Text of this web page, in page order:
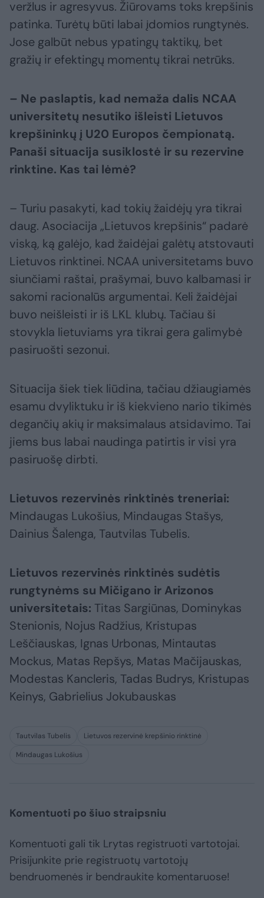
veržlus ir agresyvus. Žiūrovams toks krepšinis
patinka. Turėtų būti labai įdomios rungtynės.
Jose galbūt nebus ypatingų taktikų, bet
gražių ir efektingų momentų tikrai netrūks.
– Ne paslaptis, kad nemaža dalis NCAA
universitetų nesutiko išleisti Lietuvos
krepšininkų į U20 Europos čempionatą.
Panaši situacija susiklostė ir su rezervine
rinktine. Kas tai lėmė?
– Turiu pasakyti, kad tokių žaidėjų yra tikrai
daug. Asociacija „Lietuvos krepšinis“ padarė
viską, ką galėjo, kad žaidėjai galėtų atstovauti
Lietuvos rinktinei. NCAA universitetams buvo
siunčiami raštai, prašymai, buvo kalbamasi ir
sakomi racionalūs argumentai. Keli žaidėjai
buvo neišleisti ir iš LKL klubų. Tačiau ši
stovykla lietuviams yra tikrai gera galimybė
pasiruošti sezonui.
Situacija šiek tiek liūdina, tačiau džiaugiamės
esamu dvyliktuku ir iš kiekvieno nario tikimės
degančių akių ir maksimalaus atsidavimo. Tai
jiems bus labai naudinga patirtis ir visi yra
pasiruošę dirbti.
Lietuvos rezervinės rinktinės treneriai:
Mindaugas Lukošius, Mindaugas Stašys,
Dainius Šalenga, Tautvilas Tubelis.
Lietuvos rezervinės rinktinės sudėtis
rungtynėms su Mičigano ir Arizonos
universitetais: Titas Sargiūnas, Dominykas
Stenionis, Nojus Radžius, Kristupas
Leščiauskas, Ignas Urbonas, Mintautas
Mockus, Matas Repšys, Matas Mačijauskas,
Modestas Kancleris, Tadas Budrys, Kristupas
Keinys, Gabrielius Jokubauskas
Tautvilas Tubelis
Lietuvos rezervinė krepšinio rinktinė
Mindaugas Lukošius
Komentuoti po šiuo straipsniu
Komentuoti gali tik Lrytas registruoti vartotojai.
Prisijunkite prie registruotų vartotojų
bendruomenės ir bendraukite komentaruose!